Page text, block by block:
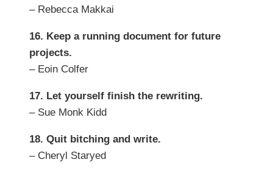
– Rebecca Makkai
16. Keep a running document for future
projects.
– Eoin Colfer
17. Let yourself finish the rewriting.
– Sue Monk Kidd
18. Quit bitching and write.
– Cheryl Staryed